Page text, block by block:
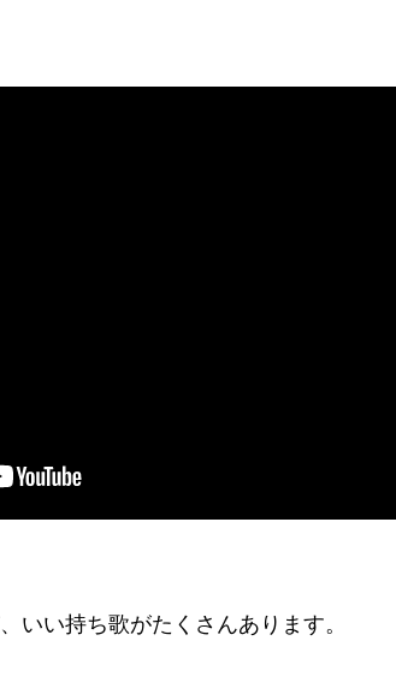
いい持ち歌がたくさんあります。